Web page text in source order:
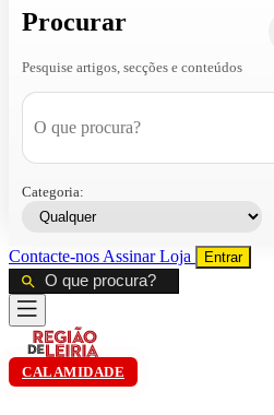
Procurar
Pesquise artigos, secções e conteúdos
Categoria:
Contacte-nos AssinarLoja Entrar
CALAMIDADE